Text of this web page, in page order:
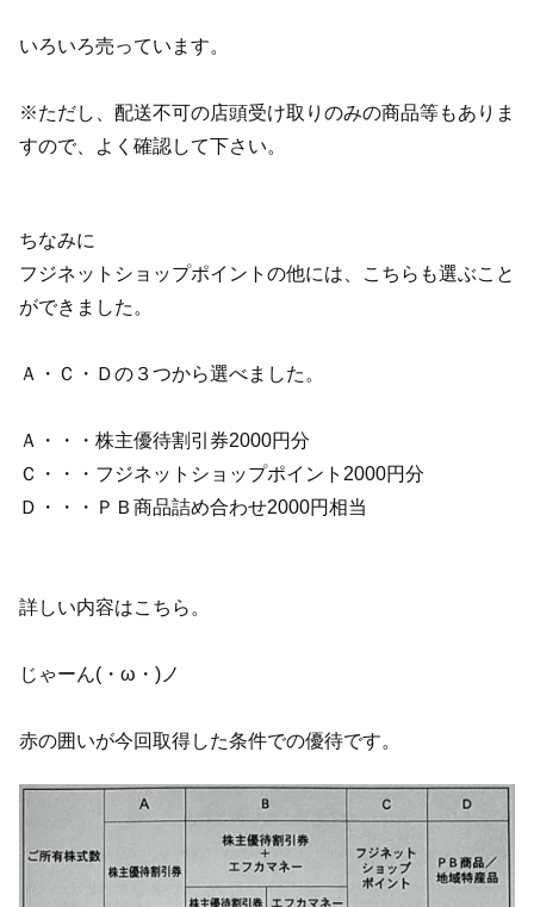
いろいろ売っています。
※ただし、配送不可の店頭受け取りのみの商品等もありま
すので、よく確認して下さい。
ちなみに
フジネットショップポイントの他には、こちらも選ぶこと
ができました。
Ａ・Ｃ・Ｄの３つから選べました。
Ａ・・・株主優待割引券2000円分
Ｃ・・・フジネットショップポイント2000円分
Ｄ・・・ＰＢ商品詰め合わせ2000円相当
詳しい内容はこちら。
じゃーん(・ω・)ノ
赤の囲いが今回取得した条件での優待です。